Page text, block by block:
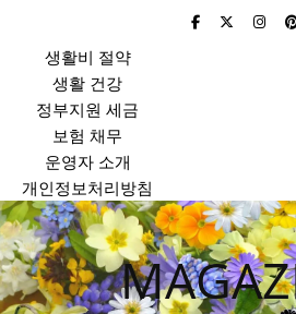
생활비 절약
생활 건강
정부지원 세금
보험 채무
운영자 소개
개인정보처리방침